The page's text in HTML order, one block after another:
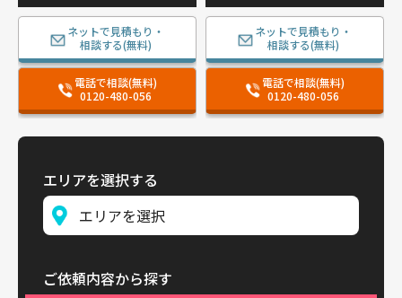
ネットで見積もり・
相談する(無料)
電話で相談(無料)
0120-480-056
ネットで見積もり・
相談する(無料)
電話で相談(無料)
0120-480-056
エリアを選択する
ご依頼内容から探す